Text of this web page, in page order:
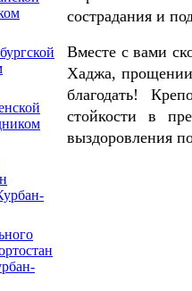
сострадания и
Вместе с вами
Хаджа, прощении
благодать!
стойкости в
выздоровления